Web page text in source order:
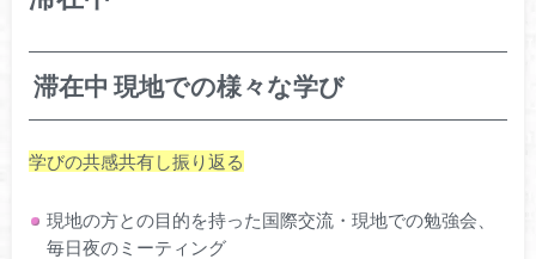
滞在中 現地での様々な学び
学びの共感共有し振り返る
現地の方との目的を持った国際交流・現地での勉強会、
毎日夜のミーティング